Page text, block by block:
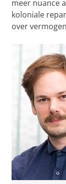
meer nuance
koloniale
over